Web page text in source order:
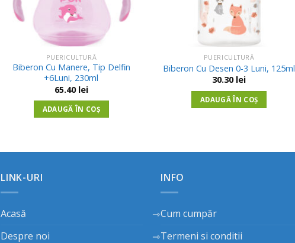
PUERICULTURĂ
Biberon Cu Manere, Tip Delfin
+6Luni, 230ml
65.40 lei
ADAUGĂ ÎN COȘ
PUERICULTURĂ
Biberon Cu Desen 0-3 Luni, 125ml
30.30 lei
ADAUGĂ ÎN COȘ
LINK-URI
Acasă
Despre noi
INFO
Cum cumpăr
Termeni si conditii